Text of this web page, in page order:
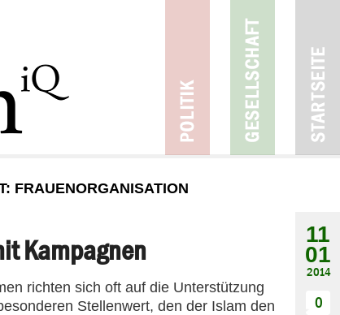
FRAUENORGANISATION
Kampagnen
richten sich oft auf die Unterstützung
Stellenwert, den der Islam den
11
01
2014
0